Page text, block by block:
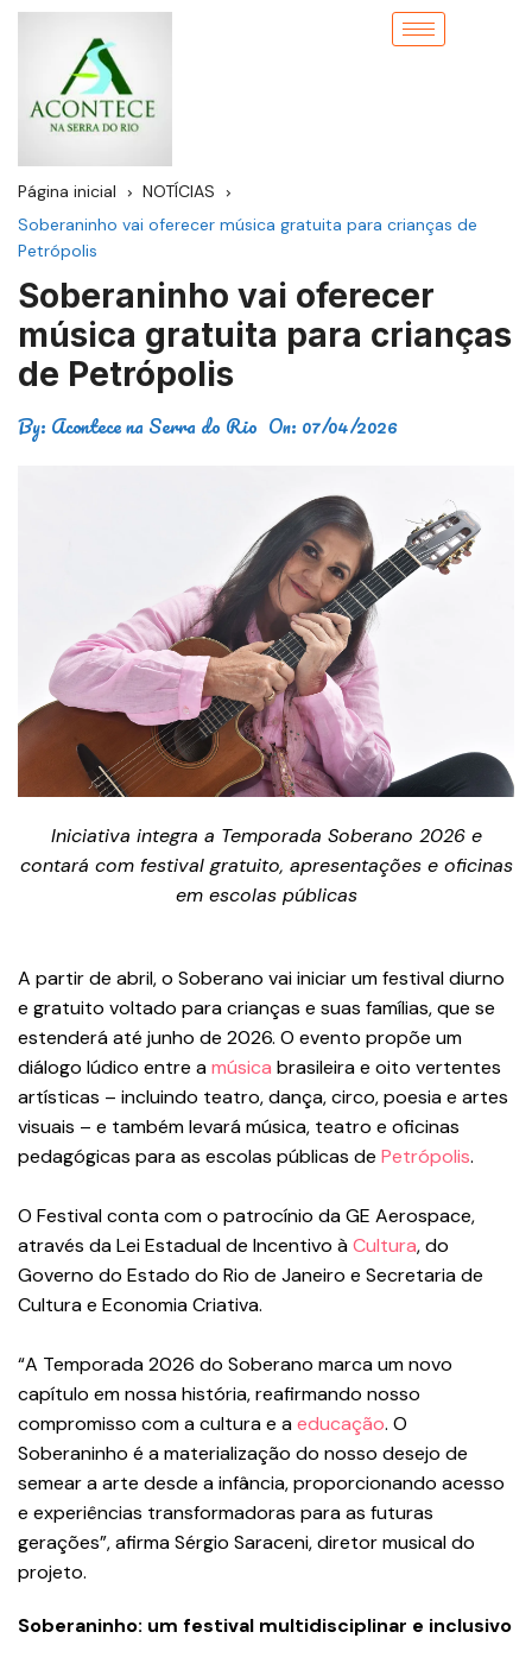
Página inicial
NOTÍCIAS
Soberaninho vai oferecer música gratuita para crianças de
Petrópolis
Soberaninho vai oferecer
música gratuita para crianças
de Petrópolis
By: Acontece na Serra do Rio On: 07/04/2026
Iniciativa integra a Temporada Soberano 2026 e
contará com festival gratuito, apresentações e oficinas
em escolas públicas
A partir de abril, o Soberano vai iniciar um festival diurno
e gratuito voltado para crianças e suas famílias, que se
estenderá até junho de 2026. O evento propõe um
diálogo lúdico entre amúsica brasileira e oito vertentes
artísticas – incluindo teatro, dança, circo, poesia e artes
visuais – e também levará música, teatro e oficinas
pedagógicas para as escolas públicas de Petrópolis.
O Festival conta com o patrocínio da GE Aerospace,
através da Lei Estadual de Incentivo àCultura, do
Governo do Estado do Rio de Janeiro e Secretaria de
Cultura e Economia Criativa.
“A Temporada 2026 do Soberano marca um novo
capítulo em nossa história, reafirmando nosso
compromisso com a cultura e aeducação. O
Soberaninho é a materialização do nosso desejo de
semear a arte desde a infância, proporcionando acesso
e experiências transformadoras para as futuras
gerações”, afirma Sérgio Saraceni, diretor musical do
projeto.
Soberaninho: um festival multidisciplinar e inclusivo